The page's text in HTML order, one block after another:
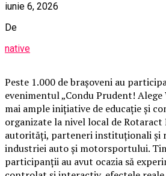
iunie 6, 2026
De
native
Peste 1.000 de brașoveni au
evenimentul „Condu Prudent!
mai ample inițiative de educație și
organizate la nivel local de
autorități, parteneri instituționali și
industriei auto și motorsportului.
participanții au avut ocazia să